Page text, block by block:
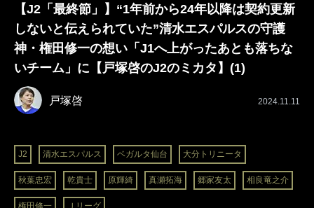
【J2「最終節」】“1年前から24年以降は契約更新
しないと伝えられていた”清水エスパルスの守護
神・権田修一の想い「J1へ上がったあとも落ちな
いチーム」に【戸塚啓のJ2のミカタ】(1)
戸塚啓 2024.11.11
J2 清水エスパルス ベガルタ仙台 大分トリニータ
秋葉忠宏 乾貴士 原輝綺 真瀬拓海 郷家友太 相良竜之介
権田修一 Ｊリーグ